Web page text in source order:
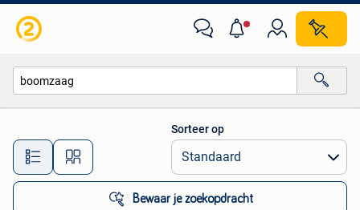
Alle afstanden…
Sorteer op
Bewaar je zoekopdracht